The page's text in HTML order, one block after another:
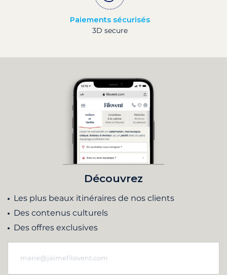
Paiements sécurisés
3D secure
Découvrez
Les plus beaux itinéraires de nos clients
Des contenus culturels
Des offres exclusives